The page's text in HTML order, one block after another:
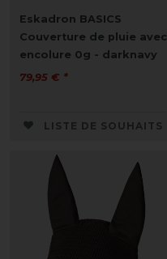
Eskadron BASICS
Couverture de pluie avec
encolure 0g - darknavy
79,95 € *
LISTE DE SOUHAITS